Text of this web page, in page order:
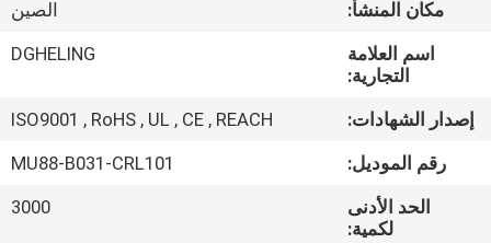
معلومات
جولة
مكان المنشأ:
الصين
اسم العلامة
التجارية:
DGHELING
إصدار الشهادات:
ISO9001 , RoHS , UL , CE , REACH
رقم الموديل:
MU88-B031-CRL101
الحد الأدنى
لكمية:
3000